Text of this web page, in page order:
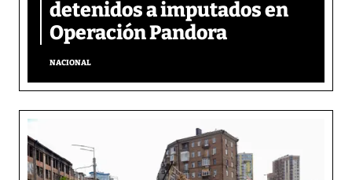
detenidos a imputados en
Operación Pandora
NACIONAL